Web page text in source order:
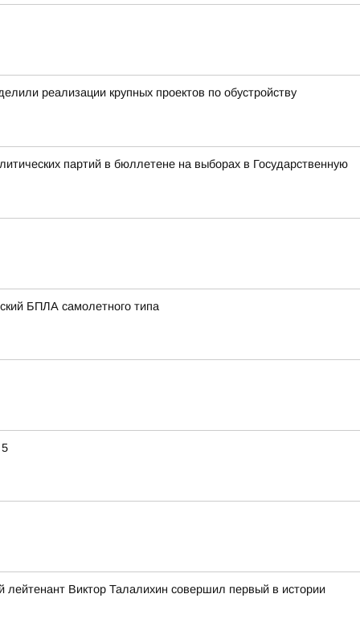
реализации крупных проектов по обустройству
партий в бюллетене на выборах в Государственную
БПЛА самолетного типа
Виктор Талалихин совершил первый в истории